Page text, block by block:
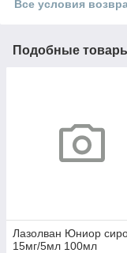
Все условия
Подобные
Лазолван Юниор
15мг/5мл 100мл